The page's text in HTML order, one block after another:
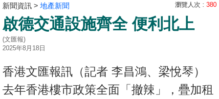
主
放
盤
谷
按
揭
新聞資訊 > 地產新聞 瀏覽人次 : 380
啟德交通設施齊全 便利北上
(文匯報)
2025年8月18日
香港文匯報訊（記者 李昌鴻、梁悅琴）
去年香港樓市政策全面「撤辣」，疊加租